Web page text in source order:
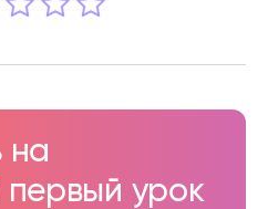
на
первый урок